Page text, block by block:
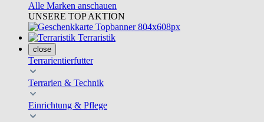
Alle Marken anschauen
UNSERE TOP AKTION
Terraristik
close
Terrarientierfutter
Terrarien & Technik
Einrichtung & Pflege